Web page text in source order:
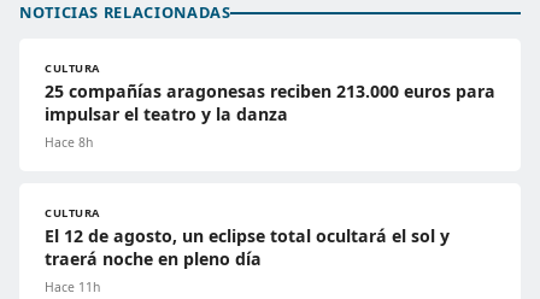
NOTICIAS RELACIONADAS
CULTURA
25 compañías aragonesas reciben 213.000 euros para
impulsar el teatro y la danza
Hace 8h
CULTURA
El 12 de agosto, un eclipse total ocultará el sol y
traerá noche en pleno día
Hace 11h